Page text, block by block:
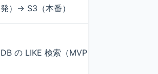
発）→ S3（本番）
DB の LIKE 検索（MVP）